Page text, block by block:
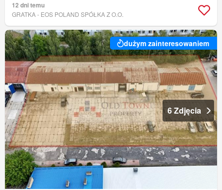
12 dni temu
GRATKA - EOS POLAND SPÓŁKA Z O.O.
dużym zainteresowaniem
6 Zdjęcia